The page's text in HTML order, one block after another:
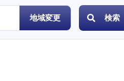
地域変更 検索